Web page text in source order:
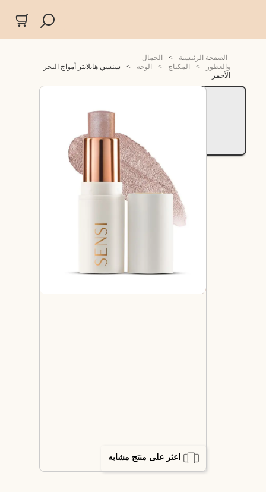
الصفحة الرئيسية >
الجمال
والعطور
> المكياج > الوجه >
سنسي هايلايتر أمواج البحر
الأحمر
اعثر على منتج مشابه